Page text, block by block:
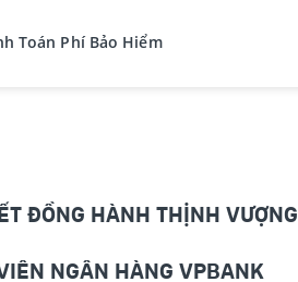
Toán Phí Bảo Hiểm
ĐỒNG HÀNH THỊNH VƯỢNG
NGÂN HÀNG VPBANK